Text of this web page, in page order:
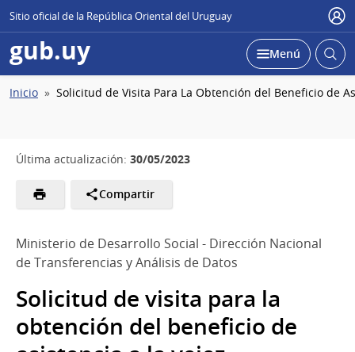
Sitio oficial de la República Oriental del Uruguay
gub.uy Desplegar
Menú Abrir
Ruta
Inicio Solicitud de Visita Para La Obtención del Beneficio de
Última actualización: 30/05/2023
Compartir
Ministerio de Desarrollo Social - Dirección Nacional
de Transferencias y Análisis de Datos
Solicitud de visita para la
obtención del beneficio de